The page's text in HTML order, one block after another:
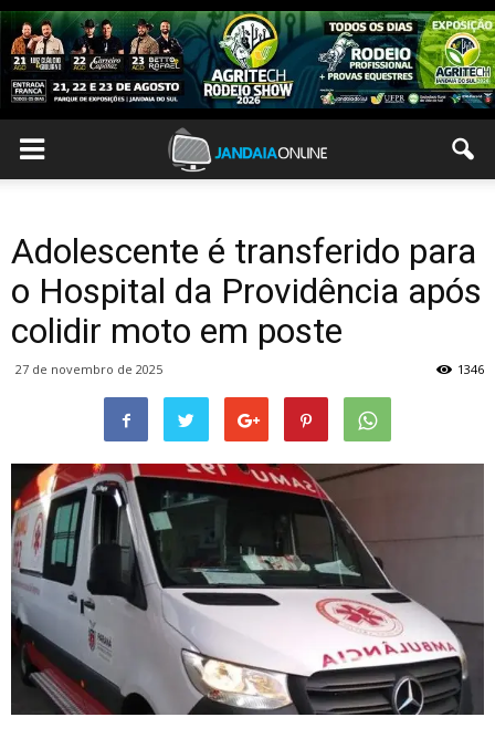
Adolescente é transferido para
o Hospital da Providência após
colidir moto em poste
27 de novembro de 2025 1346